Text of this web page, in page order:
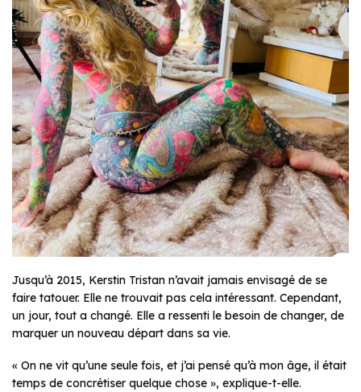
Jusqu’à 2015, Kerstin Tristan n’avait jamais envisagé de se
faire tatouer. Elle ne trouvait pas cela intéressant. Cependant,
un jour, tout a changé. Elle a ressenti le besoin de changer, de
marquer un nouveau départ dans sa vie.
« On ne vit qu’une seule fois, et j’ai pensé qu’à mon âge, il était
temps de concrétiser quelque chose », explique-t-elle.